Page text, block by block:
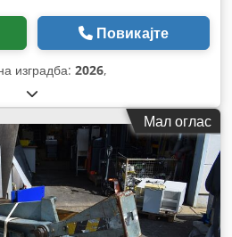
Повикајте
изградба: 2026,
Мал оглас